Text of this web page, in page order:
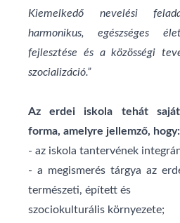
Kiemelkedő nevelési
harmonikus, egészséges
fejlesztése és a közösségi
szocializáció.”
Az erdei iskola tehát
forma, amelyre jellemző, hogy:
- az iskola tantervének
- a megismerés tárgya az
természeti, épített és
szociokulturális környezete;